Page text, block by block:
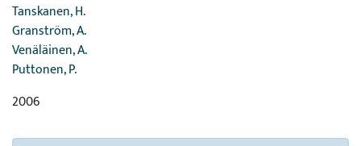
Tanskanen, H.
Granström, A.
Venäläinen, A.
Puttonen, P.
2006